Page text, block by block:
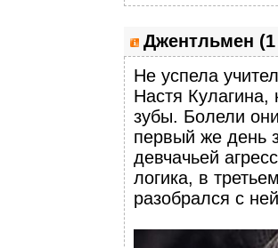
Джентльмен
Не успела
Настя Кулагина,
зубы. Болели
первый же день
девчачьей
логика, в
разобрался с